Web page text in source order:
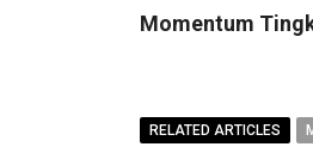
Momentum
RELATED ARTICLES